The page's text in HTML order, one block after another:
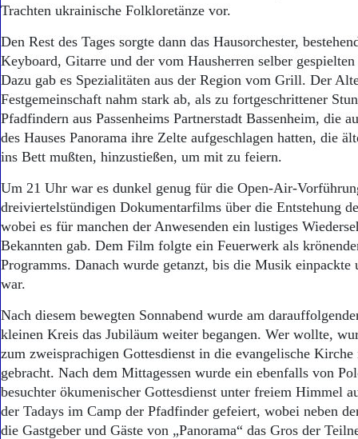
Trachten ukrainische Folkloretänze vor.
Den Rest des Tages sorgte dann das Hausorchester,
Keyboard, Gitarre und der vom Hausherren selber
Dazu gab es Spezialitäten aus der Region vom Grill. Der
Festgemeinschaft nahm stark ab, als zu fortgeschrittener
Pfadfindern aus Passenheims Partnerstadt Bassenheim, die
des Hauses Panorama ihre Zelte aufgeschlagen hatten, die
ins Bett mußten, hinzustießen, um mit zu feiern.
Um 21 Uhr war es dunkel genug für die Open-Air-
dreiviertelstündigen Dokumentarfilms über die Entstehung
wobei es für manchen der Anwesenden ein lustiges
Bekannten gab. Dem Film folgte ein Feuerwerk als
Programms. Danach wurde getanzt, bis die Musik
war.
Nach diesem bewegten Sonnabend wurde am
kleinen Kreis das Jubiläum weiter begangen. Wer wollte,
zum zweisprachigen Gottesdienst in die evangelische Kirche
gebracht. Nach dem Mittagessen wurde ein ebenfalls von
besuchter ökumenischer Gottesdienst unter freiem Himmel
der Tadays im Camp der Pfadfinder gefeiert, wobei neben
die Gastgeber und Gäste von „Panorama“ das Gros der